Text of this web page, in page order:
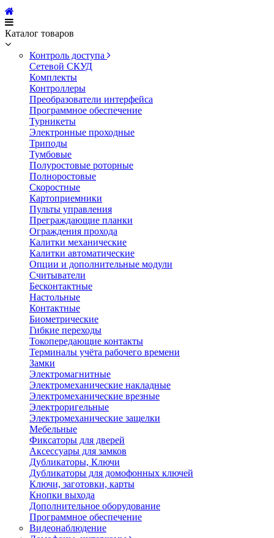
Каталог товаров
Контроль доступа
Сетевой СКУД
Комплекты
Контроллеры
Преобразователи интерфейса
Программное обеспечение
Турникеты
Электронные проходные
Триподы
Тумбовые
Полуростовые роторные
Полноростовые
Скоростные
Картоприемники
Пульты управления
Преграждающие планки
Ограждения прохода
Калитки механические
Калитки автоматические
Опции и дополнительные модули
Считыватели
Бесконтактные
Настольные
Контактные
Биометрические
Гибкие переходы
Токопередающие контакты
Терминалы учёта рабочего времени
Замки
Электромагнитные
Электромеханические накладные
Электромеханические врезные
Электроригельные
Электромеханические защелки
Мебельные
Фиксаторы для дверей
Аксессуары для замков
Дубликаторы, Ключи
Дубликаторы для домофонных ключей
Ключи, заготовки, карты
Кнопки выхода
Дополнительное оборудование
Программное обеспечение
Видеонаблюдение